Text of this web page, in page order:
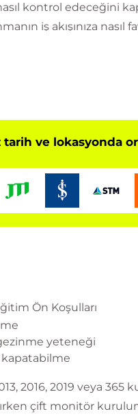
kontrol edeceğini
iş akışınıza
ve lokasyonda
Ön Koşulları
yeteneği
kapatabilme
2016, 2019 veya
çift monitör